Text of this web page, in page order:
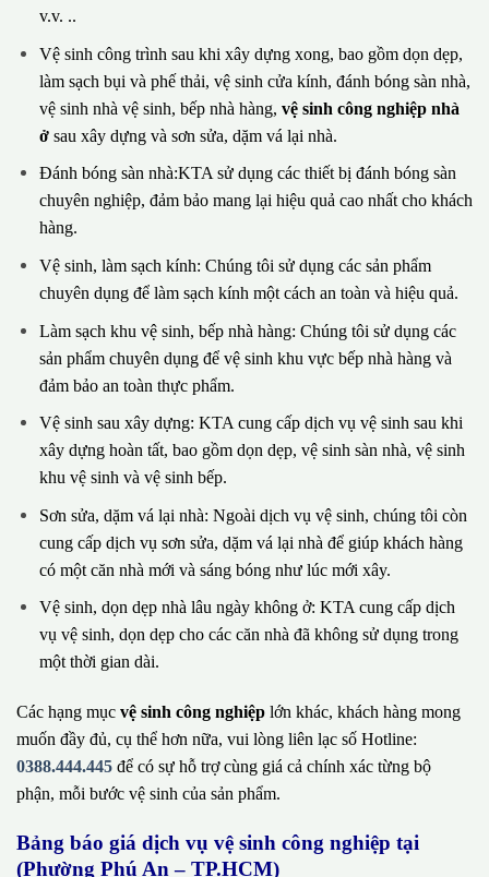
v.v. ..
Vệ sinh công trình sau khi xây dựng xong, bao gồm dọn dẹp,
làm sạch bụi và phế thải, vệ sinh cửa kính, đánh bóng sàn nhà,
vệ sinh nhà vệ sinh, bếp nhà hàng, vệ sinh công nghiệp nhà
ởsau xây dựng và sơn sửa, dặm vá lại nhà.
Đánh bóng sàn nhà:KTA sử dụng các thiết bị đánh bóng sàn
chuyên nghiệp, đảm bảo mang lại hiệu quả cao nhất cho khách
hàng.
Vệ sinh, làm sạch kính: Chúng tôi sử dụng các sản phẩm
chuyên dụng để làm sạch kính một cách an toàn và hiệu quả.
Làm sạch khu vệ sinh, bếp nhà hàng: Chúng tôi sử dụng các
sản phẩm chuyên dụng để vệ sinh khu vực bếp nhà hàng và
đảm bảo an toàn thực phẩm.
Vệ sinh sau xây dựng: KTA cung cấp dịch vụ vệ sinh sau khi
xây dựng hoàn tất, bao gồm dọn dẹp, vệ sinh sàn nhà, vệ sinh
khu vệ sinh và vệ sinh bếp.
Sơn sửa, dặm vá lại nhà: Ngoài dịch vụ vệ sinh, chúng tôi còn
cung cấp dịch vụ sơn sửa, dặm vá lại nhà để giúp khách hàng
có một căn nhà mới và sáng bóng như lúc mới xây.
Vệ sinh, dọn dẹp nhà lâu ngày không ở: KTA cung cấp dịch
vụ vệ sinh, dọn dẹp cho các căn nhà đã không sử dụng trong
một thời gian dài.
Các hạng mục vệ sinh công nghiệp lớn khác, khách hàng mong
muốn đầy đủ, cụ thể hơn nữa, vui lòng liên lạc số Hotline:
0388.444.445 để có sự hỗ trợ cùng giá cả chính xác từng bộ
phận, mỗi bước vệ sinh của sản phẩm.
Bảng báo giá dịch vụ vệ sinh công nghiệp tại
(Phường Phú An – TP.HCM)